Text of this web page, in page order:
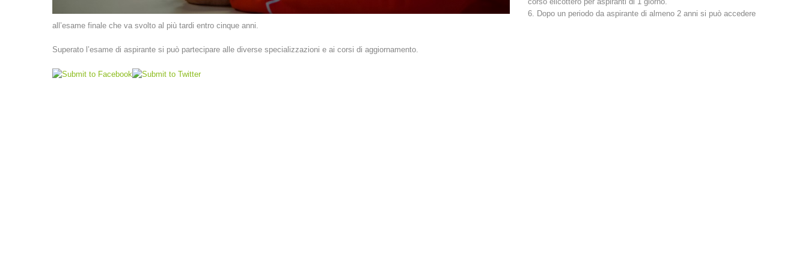
6. Dopo un periodo da aspirante di almeno 2 anni si può accedere
all’esame finale che va svolto al più tardi entro cinque anni.
Superato l’esame di aspirante si può partecipare alle diverse specializzazioni e ai corsi di aggiornamento.